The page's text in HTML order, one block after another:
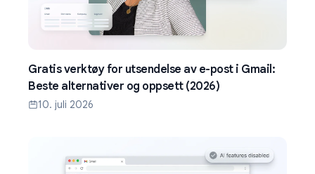
Gratis verktøy for utsendelse av e-post i Gmail:
Beste alternativer og oppsett (2026)
10. juli 2026